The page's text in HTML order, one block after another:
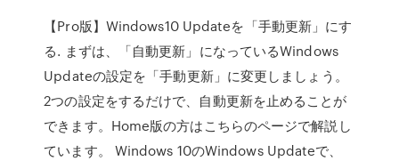
【Pro版】Windows10 Updateを「手動更新」にす
る. まずは、「自動更新」になっているWindows
Updateの設定を「手動更新」に変更しましょう。
2つの設定をするだけで、自動更新を止めることが
できます。Home版の方はこちらのページで解説し
ています。 Windows 10のWindows Updateで、